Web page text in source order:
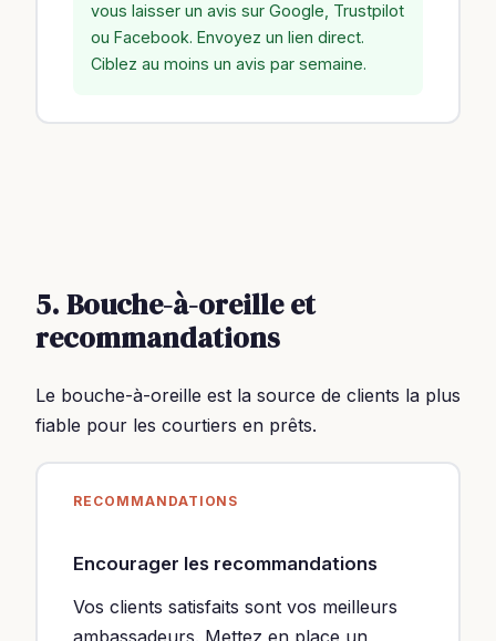
vous laisser un avis sur Google, Trustpilot
ou Facebook. Envoyez un lien direct.
Ciblez au moins un avis par semaine.
5. Bouche-à-oreille et
recommandations
Le bouche-à-oreille est la source de clients la plus
fiable pour les courtiers en prêts.
RECOMMANDATIONS
Encourager les recommandations
Vos clients satisfaits sont vos meilleurs
ambassadeurs. Mettez en place un